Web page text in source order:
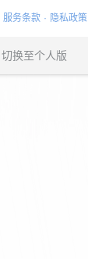
服务条款 · 隐私政策
切换至个人版